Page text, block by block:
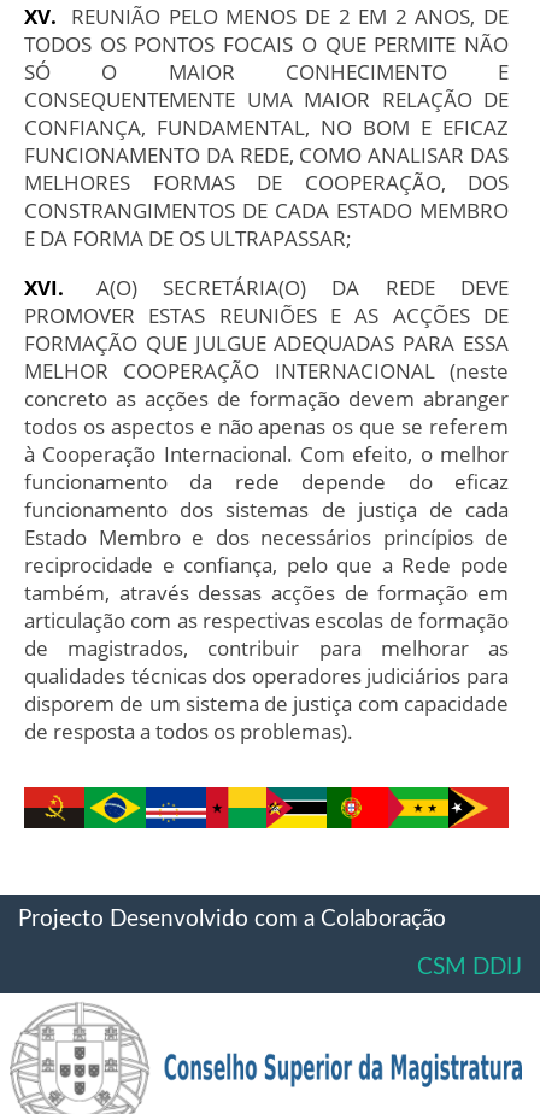
REUNIÃO PELO MENOS DE 2 EM 2 ANOS, DE
TODOS OS PONTOS FOCAIS O QUE PERMITE NÃO
SÓ O MAIOR CONHECIMENTO E
CONSEQUENTEMENTE UMA MAIOR RELAÇÃO DE
CONFIANÇA, FUNDAMENTAL, NO BOM E EFICAZ
FUNCIONAMENTO DA REDE, COMO ANALISAR DAS
MELHORES FORMAS DE COOPERAÇÃO, DOS
CONSTRANGIMENTOS DE CADA ESTADO MEMBRO
E DA FORMA DE OS ULTRAPASSAR;
A(O) SECRETÁRIA(O) DA REDE DEVE
PROMOVER ESTAS REUNIÕES E AS ACÇÕES DE
FORMAÇÃO QUE JULGUE ADEQUADAS PARA ESSA
MELHOR COOPERAÇÃO INTERNACIONAL (neste
concreto as acções de formação devem abranger
todos os aspectos e não apenas os que se referem
à Cooperação Internacional. Com efeito, o melhor
funcionamento da rede depende do eficaz
funcionamento dos sistemas de justiça de cada
Estado Membro e dos necessários princípios de
reciprocidade e confiança, pelo que a Rede pode
também, através dessas acções de formação em
articulação com as respectivas escolas de formação
de magistrados, contribuir para melhorar as
qualidades técnicas dos operadores judiciários para
disporem de um sistema de justiça com capacidade
de resposta a todos os problemas).
Projecto Desenvolvido com a Colaboração
CSM DDIJ